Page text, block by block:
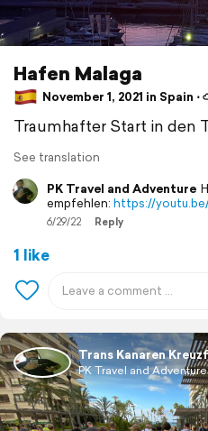
Hafen Malaga
November 1, 2021 in Spain ⋅
Traumhafter Start in den
See translation
PK Travel and Adventure
empfehlen: https://
6/29/22 Reply
1 like
Trans Kanaren
PK Travel and Adventure